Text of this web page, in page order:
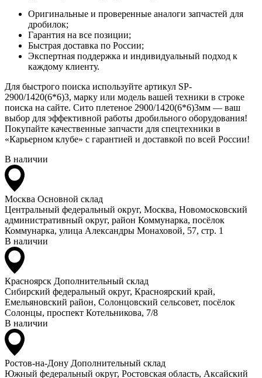
Оригинальные и проверенные аналоги запчастей для
дробилок;
Гарантия на все позиции;
Быстрая доставка по России;
Экспертная поддержка и индивидуальный подход к
каждому клиенту.
Для быстрого поиска используйте артикул SP-
2900/1420(6*6)3, марку или модель вашей техники в строке
поиска на сайте. Сито плетеное 2900/1420(6*6)3мм — ваш
выбор для эффективной работы дробильного оборудования!
Покупайте качественные запчасти для спецтехники в
«Карьерном клубе» с гарантией и доставкой по всей России!
В наличии
Москва Основной склад
Центральный федеральный округ, Москва, Новомосковский
административный округ, район Коммунарка, посёлок
Коммунарка, улица Александры Монаховой, 57, стр. 1
В наличии
Красноярск Дополнительный склад
Сибирский федеральный округ, Красноярский край,
Емельяновский район, Солонцовский сельсовет, посёлок
Солонцы, проспект Котельникова, 7/8
В наличии
Ростов-на-Дону Дополнительный склад
Южный федеральный округ, Ростовская область, Аксайский